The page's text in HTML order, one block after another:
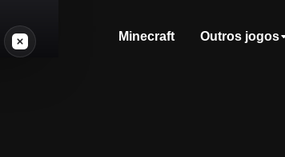
Minecraft Outros jogos